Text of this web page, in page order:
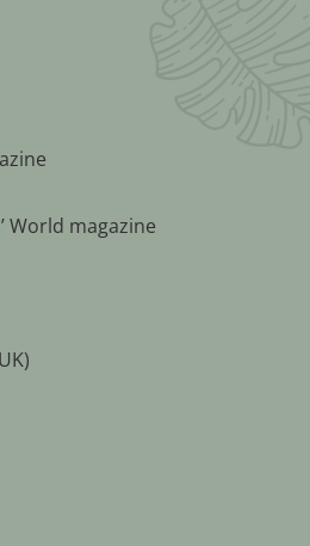
World magazine